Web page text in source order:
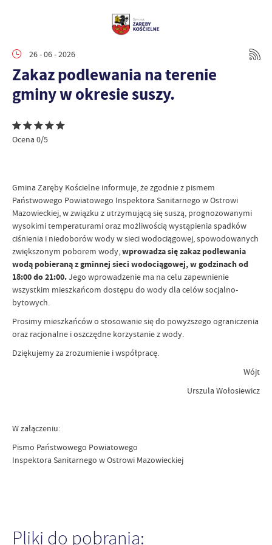
26 - 06 - 2026
Zakaz podlewania na terenie
gminy w okresie suszy.
Ocena 0/5
Gmina Zaręby Kościelne informuje, że zgodnie z pismem
Państwowego Powiatowego Inspektora Sanitarnego w Ostrowi
Mazowieckiej, w związku z utrzymującą się suszą, prognozowanymi
wysokimi temperaturami oraz możliwością wystąpienia spadków
ciśnienia i niedoborów wody w sieci wodociągowej, spowodowanych
zwiększonym poborem wody,wprowadza się zakaz podlewania
wodą pobieraną z gminnej sieci wodociągowej, w godzinach od
18:00 do 21:00.Jego wprowadzenie ma na celu zapewnienie
wszystkim mieszkańcom dostępu do wody dla celów socjalno-
bytowych.
Prosimy mieszkańców o stosowanie się do powyższego ograniczenia
oraz racjonalne i oszczędne korzystanie z wody.
Dziękujemy za zrozumienie i współpracę.
Wójt
Urszula Wołosiewicz
W załączeniu:
Pismo Państwowego Powiatowego
Inspektora Sanitarnego w Ostrowi Mazowieckiej
Pliki do pobrania: